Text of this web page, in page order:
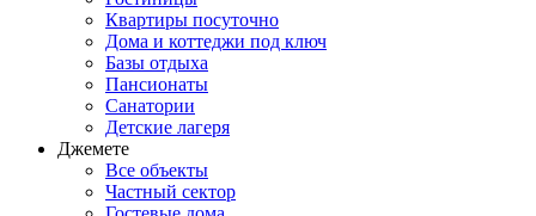
Квартиры посуточно
Дома и коттеджи под ключ
Базы отдыха
Пансионаты
Санатории
Детские лагеря
Джемете
Все объекты
Частный сектор